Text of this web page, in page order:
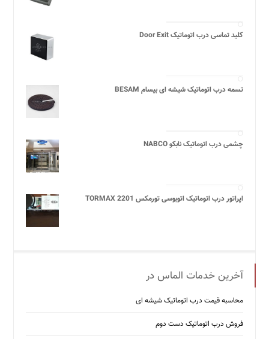
کلید تماسی درب اتوماتیک Door Exit
تسمه درب اتوماتیک شیشه ای بیسام BESAM
چشمی درب اتوماتیک نابکو NABCO
اپراتور درب اتوماتیک اتوبوسی تورمکس 2201 TORMAX
آخرین خدمات الماس در
محاسبه قیمت درب اتوماتیک شیشه ‌ای
فروش درب اتوماتیک دست دوم